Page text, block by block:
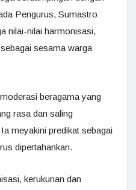
Pengurus, Sumastro
nilai-nilai harmonisasi,
sesama warga
beragama yang
rasa dan saling
meyakini predikat sebagai
dipertahankan.
kerukunan dan